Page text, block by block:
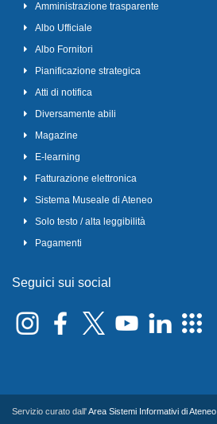
Amministrazione trasparente
Albo Ufficiale
Albo Fornitori
Pianificazione strategica
Atti di notifica
Diversamente abili
Magazine
E-learning
Fatturazione elettronica
Sistema Museale di Ateneo
Solo testo / alta leggibilità
Pagamenti
Seguici sui social
Servizio curato dall'Area Sistemi Informativi di Ateneo